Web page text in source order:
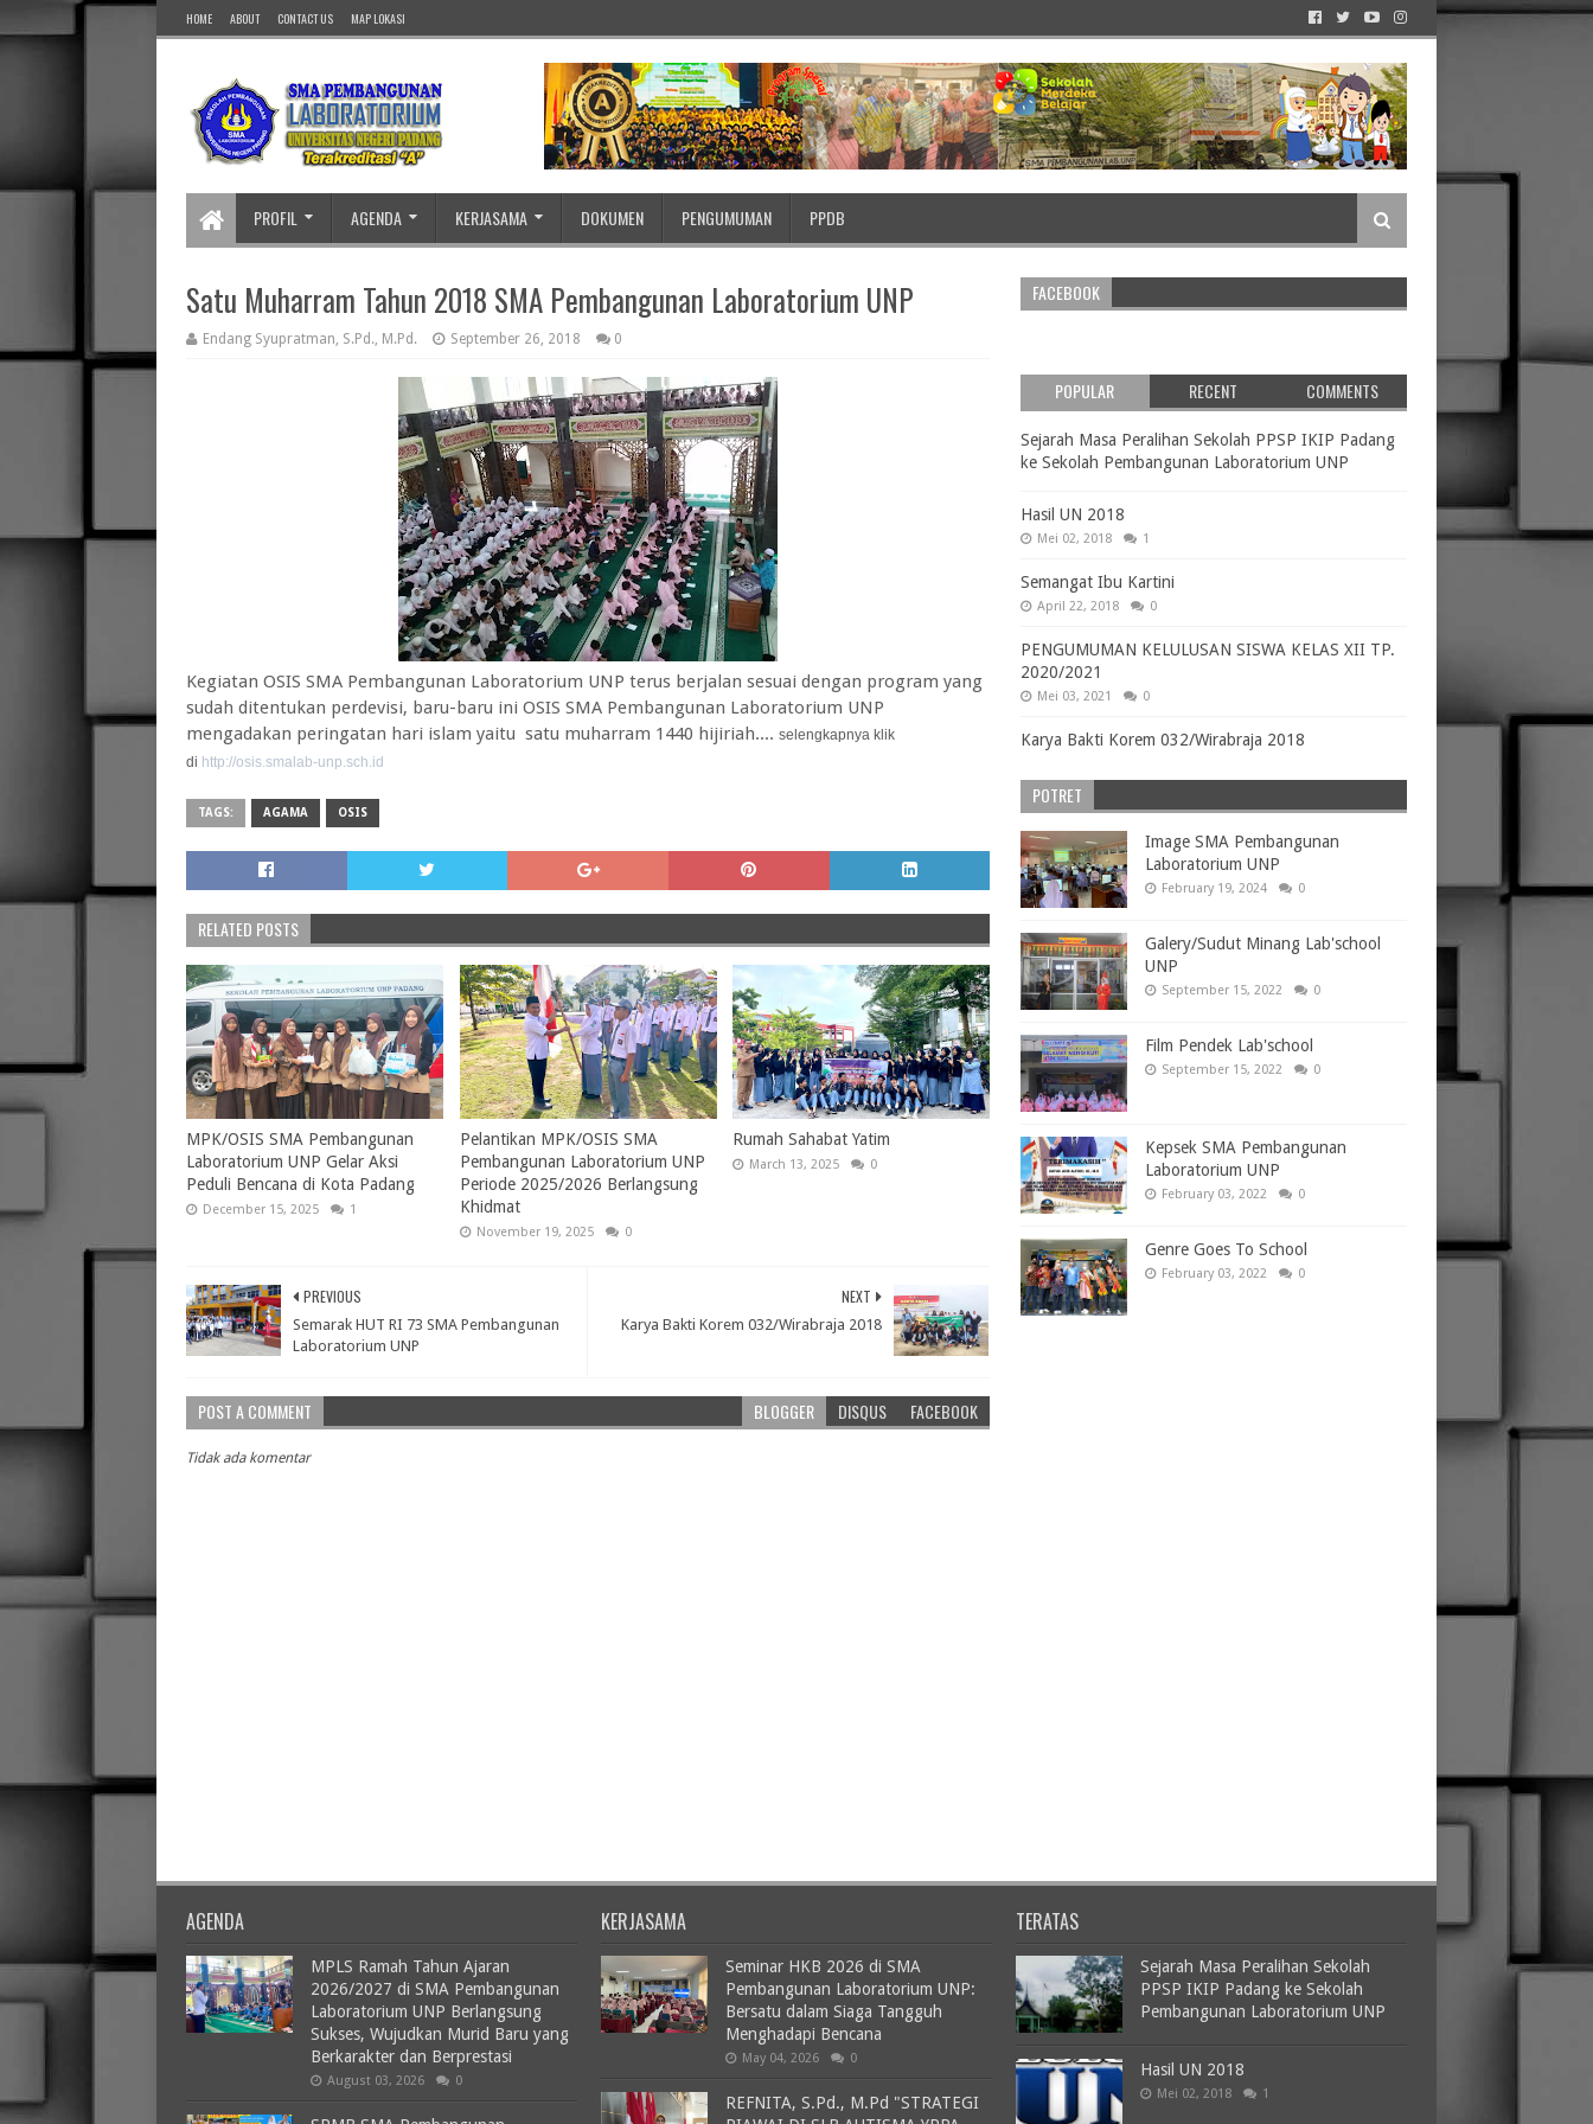
HOME ABOUT CONTACT US MAP LOKASI
PROFIL AGENDA KERJASAMA DOKUMEN PENGUMUMAN PPDB
Satu Muharram Tahun 2018 SMA Pembangunan Laboratorium UNP
Endang Syupratman, S.Pd., M.Pd. September 26, 2018 0
Kegiatan OSIS SMA Pembangunan Laboratorium UNP terus berjalan sesuai dengan program yang
sudah ditentukan perdevisi, baru-baru ini OSIS SMA Pembangunan Laboratorium UNP
mengadakan peringatan hari islam yaitu satu muharram 1440 hijiriah.... selengkapnya klik
di http://osis.smalab-unp.sch.id
TAGS: AGAMA OSIS
RELATED POSTS
MPK/OSIS SMA Pembangunan
Laboratorium UNP Gelar Aksi
Peduli Bencana di Kota Padang
December 15, 2025 1
Pelantikan MPK/OSIS SMA
Pembangunan Laboratorium UNP
Periode 2025/2026 Berlangsung
Khidmat
November 19, 2025 0
Rumah Sahabat Yatim
March 13, 2025 0
NEXT
Karya Bakti Korem 032/Wirabraja 2018
PREVIOUS
Semarak HUT RI 73 SMA Pembangunan
Laboratorium UNP
POST A COMMENT BLOGGER DISQUS FACEBOOK
Tidak ada komentar
FACEBOOK
POPULAR RECENT COMMENTS
Sejarah Masa Peralihan Sekolah PPSP IKIP Padang
ke Sekolah Pembangunan Laboratorium UNP
Hasil UN 2018
Mei 02, 2018 1
Semangat Ibu Kartini
April 22, 2018 0
PENGUMUMAN KELULUSAN SISWA KELAS XII TP.
2020/2021
Mei 03, 2021 0
Karya Bakti Korem 032/Wirabraja 2018
POTRET
Image SMA Pembangunan
Laboratorium UNP
February 19, 2024 0
Galery/Sudut Minang Lab'school
UNP
September 15, 2022 0
Film Pendek Lab'school
September 15, 2022 0
Kepsek SMA Pembangunan
Laboratorium UNP
February 03, 2022 0
Genre Goes To School
February 03, 2022 0
AGENDA
MPLS Ramah Tahun Ajaran
2026/2027 di SMA Pembangunan
Laboratorium UNP Berlangsung
Sukses, Wujudkan Murid Baru yang
Berkarakter dan Berprestasi
August 03, 2026 0
KERJASAMA
Seminar HKB 2026 di SMA
Pembangunan Laboratorium UNP:
Bersatu dalam Siaga Tangguh
Menghadapi Bencana
May 04, 2026 0
REFNITA, S.Pd., M.Pd "STRATEGI
TERATAS
Sejarah Masa Peralihan Sekolah
PPSP IKIP Padang ke Sekolah
Pembangunan Laboratorium UNP
Hasil UN 2018
Mei 02, 2018 1